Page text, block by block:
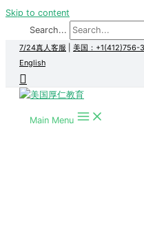
Skip to content
Search...
7/24真人客服 美国：+1(412)756-
English
Main Menu